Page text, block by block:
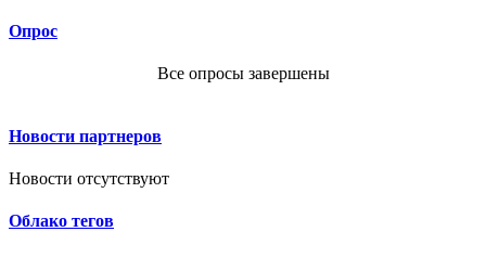
Опрос
Все опросы завершены
Новости партнеров
Новости отсутствуют
Облако тегов